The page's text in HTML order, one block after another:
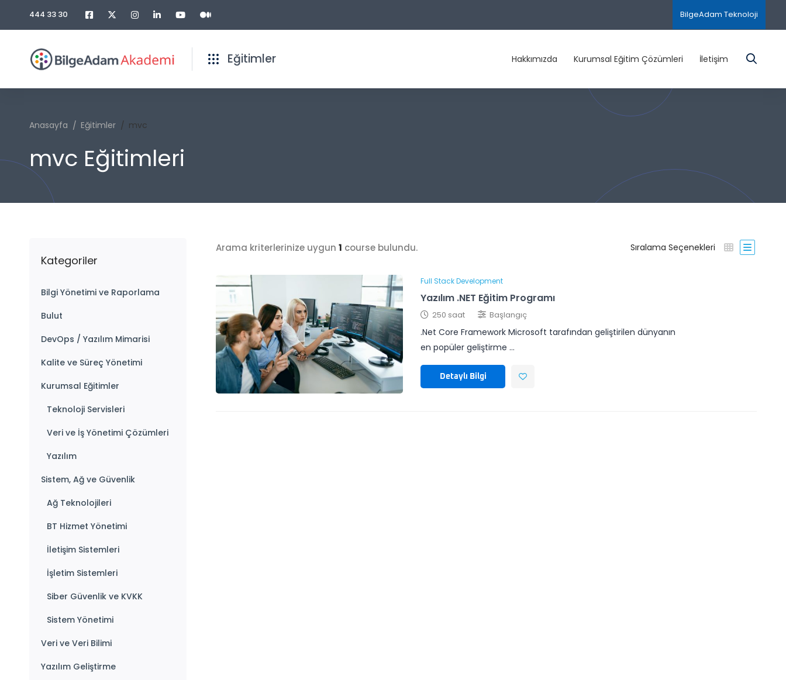
444 33 30 BilgeAdam Teknoloji
Eğitimler Hakkımızda Kurumsal Eğitim Çözümleri İletişim
Anasayfa Eğitimler mvc
mvc Eğitimleri
Kategoriler
Bilgi Yönetimi ve Raporlama
Bulut
DevOps / Yazılım Mimarisi
Kalite ve Süreç Yönetimi
Kurumsal Eğitimler
Teknoloji Servisleri
Veri ve İş Yönetimi Çözümleri
Yazılım
Sistem, Ağ ve Güvenlik
Ağ Teknolojileri
BT Hizmet Yönetimi
İletişim Sistemleri
İşletim Sistemleri
Siber Güvenlik ve KVKK
Sistem Yönetimi
Veri ve Veri Bilimi
Yazılım Geliştirme
Arama kriterlerinize uygun 1 course bulundu. Sıralama Seçenekleri
Full Stack Development
Yazılım .NET Eğitim Programı
250 saat Başlangıç
.Net Core Framework Microsoft tarafından geliştirilen dünyanın
en popüler geliştirme …
Detaylı Bilgi